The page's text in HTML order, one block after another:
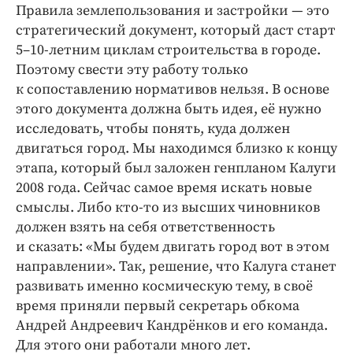
Правила землепользования и застройки — ​это
стратегический документ, который даст старт
5–10-летним циклам строительства в городе.
Поэтому свести эту работу только
к сопоставлению нормативов нельзя. В основе
этого документа должна быть идея, её нужно
исследовать, чтобы понять, куда должен
двигаться город. Мы находимся близко к концу
этапа, который был заложен генпланом Калуги
2008 года. Сейчас самое время искать новые
смыслы. Либо кто-­то из высших чиновников
должен взять на себя ответственность
и сказать: «Мы будем двигать город вот в этом
направлении». Так, решение, что Калуга станет
развивать именно космическую тему, в своё
время приняли первый секретарь обкома
Андрей Андреевич Кандрёнков и его команда.
Для этого они работали много лет.